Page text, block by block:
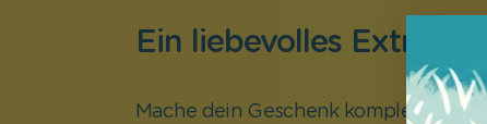
Ein liebevolles Extra für
Mache dein Geschenk komplett: